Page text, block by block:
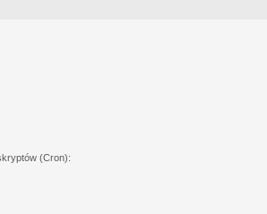
(Cron):